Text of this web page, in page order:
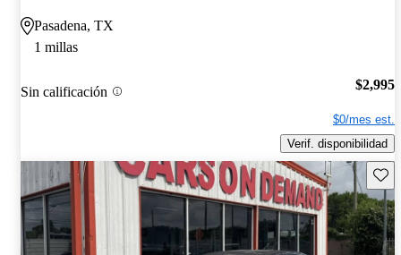
Pasadena, TX
1 millas
Sin calificación $2,995
$0/mes est.
Verif. disponibilidad